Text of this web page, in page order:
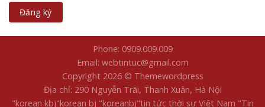
Phone: 0909.009.009
Email: webtintuc@gmail.com
Copyright 2026 © Themewordpress
Địa chỉ: 290 Nguyễn Trãi, Thanh Xuân, Hà Nội
"korean kbj​"korean bj "koreanbj​"tin tức thời sự Việt Nam "Tin